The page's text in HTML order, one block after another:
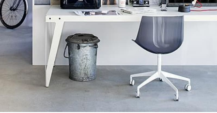
Přihlášení
Sledujte nás